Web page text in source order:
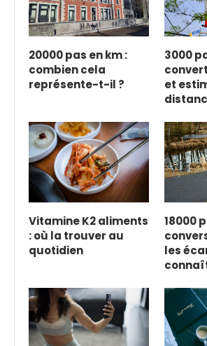
20000 pas en km :
combien cela
représente-t-il ?
3000
et
Vitamine K2 aliments
: où la trouver au
quotidien
18000
les